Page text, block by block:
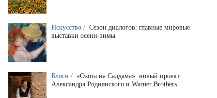
Искусство / Сезон диалогов: главные мировые
выставки осени-зимы
Блоги / «Охота на Саддама»: новый проект
Александра Роднянского и Warner Brothers